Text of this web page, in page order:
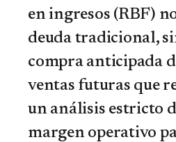
en ingresos (RBF)
deuda tradicional,
compra anticipada
ventas futuras que
un análisis estricto
margen operativo